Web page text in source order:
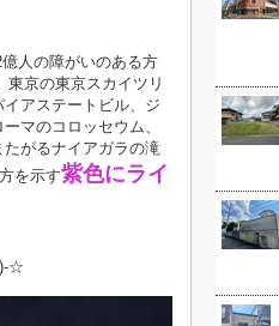
人の障がいのある方
東京の東京スカイツリ
アステートビル、ジ
マのコロッセウム、
がるナイアガラの滝
を示す紫色にライ
)-☆